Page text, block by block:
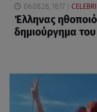
06.08.26, 16:17
Έλληνας
δημιούργημα